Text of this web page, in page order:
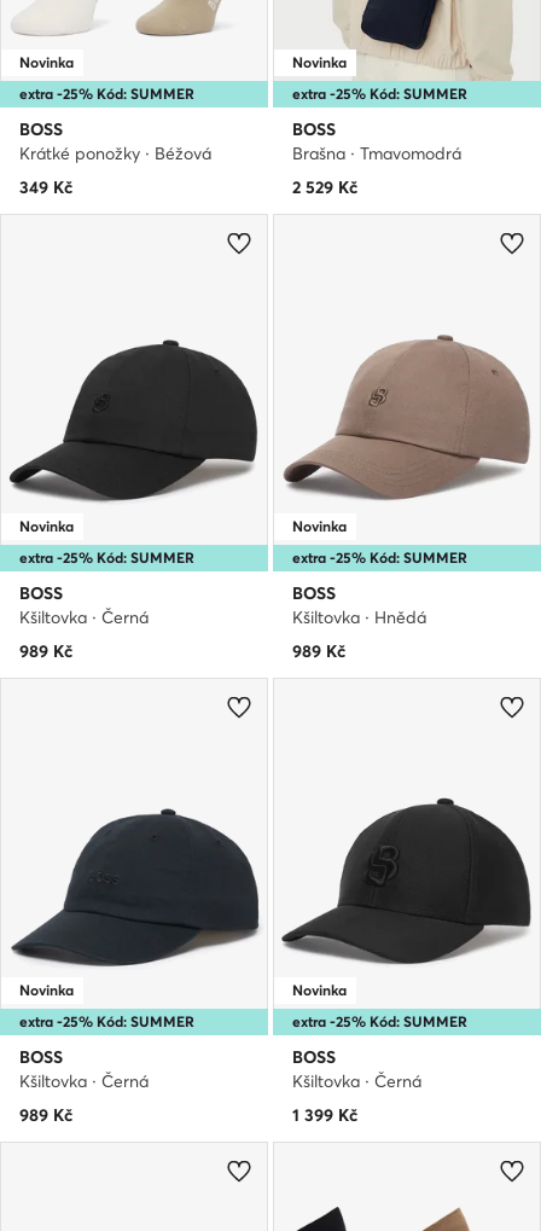
extra -25% Kód: SUMMER
Novinka
BOSS
Krátké ponožky · Béžová
349 Kč
extra -25% Kód: SUMMER
Novinka
BOSS
Brašna · Tmavomodrá
2 529 Kč
extra -25% Kód: SUMMER
Novinka
BOSS
Kšiltovka · Černá
989 Kč
extra -25% Kód: SUMMER
Novinka
BOSS
Kšiltovka · Hnědá
989 Kč
extra -25% Kód: SUMMER
Novinka
BOSS
Kšiltovka · Černá
989 Kč
extra -25% Kód: SUMMER
Novinka
BOSS
Kšiltovka · Černá
1 399 Kč